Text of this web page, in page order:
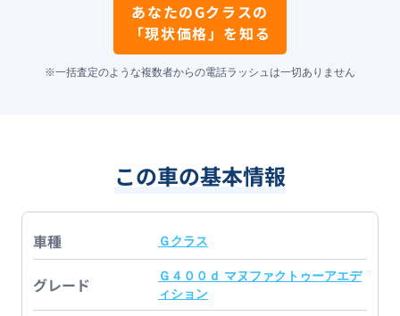
あなたのGクラスの
「現状価格」を知る
※一括査定のような複数者からの電話ラッシュは一切ありません
この車の基本情報
車種 Ｇクラス
グレード
Ｇ４００ｄ マヌファクトゥーアエデ
ィション